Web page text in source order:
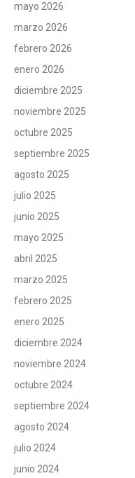
mayo 2026
marzo 2026
febrero 2026
enero 2026
diciembre 2025
noviembre 2025
octubre 2025
septiembre 2025
agosto 2025
julio 2025
junio 2025
mayo 2025
abril 2025
marzo 2025
febrero 2025
enero 2025
diciembre 2024
noviembre 2024
octubre 2024
septiembre 2024
agosto 2024
julio 2024
junio 2024